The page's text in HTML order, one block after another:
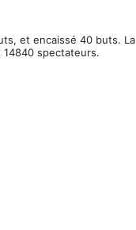
et encaissé 40 buts. La
spectateurs.